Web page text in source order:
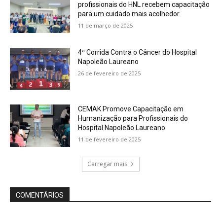
profissionais do HNL recebem capacitação
para um cuidado mais acolhedor
11 de março de 2025
4ª Corrida Contra o Câncer do Hospital
Napoleão Laureano
26 de fevereiro de 2025
CEMAK Promove Capacitação em
Humanização para Profissionais do
Hospital Napoleão Laureano
11 de fevereiro de 2025
Carregar mais
COMENTÁRIOS